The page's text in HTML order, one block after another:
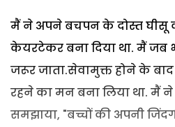
मैं ने अपने बचपन के दोस्त
केयरटेकर बना दिया था. मैं जब
जरूर जाता.सेवामुक्त होने के
रहने का मन बना लिया था. मैं ने
समझाया, "बच्चों की अपनी